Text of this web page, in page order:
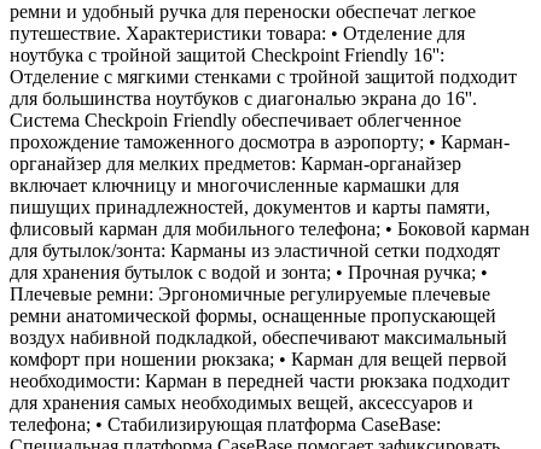
ремни и удобный ручка для переноски обеспечат легкое
путешествие. Характеристики товара: • Отделение для
ноутбука с тройной защитой Checkpoint Friendly 16'':
Отделение с мягкими стенками с тройной защитой подходит
для большинства ноутбуков с диагональю экрана до 16''.
Система Checkpoin Friendly обеспечивает облегченное
прохождение таможенного досмотра в аэропорту; • Карман-
органайзер для мелких предметов: Карман-органайзер
включает ключницу и многочисленные кармашки для
пишущих принадлежностей, документов и карты памяти,
флисовый карман для мобильного телефона; • Боковой карман
для бутылок/зонта: Карманы из эластичной сетки подходят
для хранения бутылок с водой и зонта; • Прочная ручка; •
Плечевые ремни: Эргономичные регулируемые плечевые
ремни анатомической формы, оснащенные пропускающей
воздух набивной подкладкой, обеспечивают максимальный
комфорт при ношении рюкзака; • Карман для вещей первой
необходимости: Карман в передней части рюкзака подходит
для хранения самых необходимых вещей, аксессуаров и
телефона; • Стабилизирующая платформа CaseBase: